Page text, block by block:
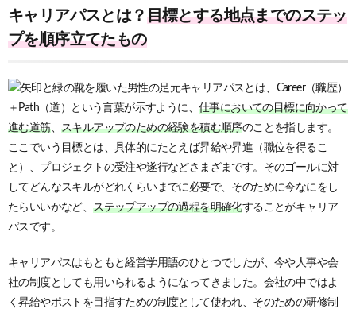
キャリアパスとは？ 目標とする地点までのステッ
プを順序立てたもの
キャリアパスとは、Career（職歴）
＋Path（道）という言葉が示すように、 仕事においての目標に向かって
進む道筋、スキルアップのための経験を積む順序のことを指します。
ここでいう目標とは、具体的にたとえば昇給や昇進（職位を得るこ
と）、プロジェクトの受注や遂行などさまざまです。そのゴールに対
してどんなスキルがどれくらいまでに必要で、そのために今なにをし
たらいいかなど、ステップアップの過程を明確化することがキャリア
パスです。
キャリアパスはもともと経営学用語のひとつでしたが、今や人事や会
社の制度としても用いられるようになってきました。会社の中ではよ
く昇給やポストを目指すための制度として使われ、そのための研修制